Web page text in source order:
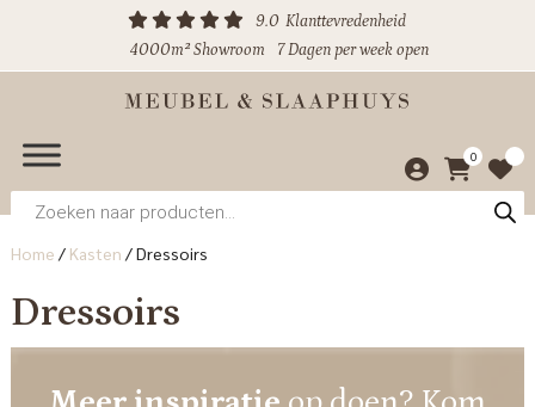
9.0 Klanttevredenheid
4000m² Showroom
7 Dagen per week open
0
Producten
zoeken
Home / Kasten /Dressoirs
Dressoirs